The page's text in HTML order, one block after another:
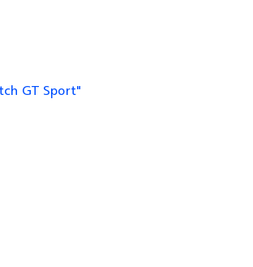
GT Sport"